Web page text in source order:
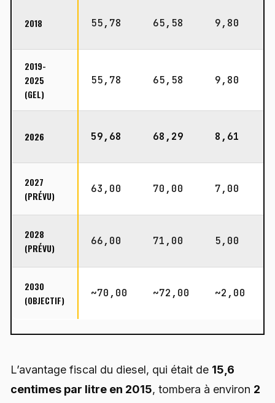
2018 55,78 65,58 9,80
2019-
2025
(GEL)
55,78 65,58 9,80
2026 59,68 68,29 8,61
2027
(PRÉVU)
63,00 70,00 7,00
2028
(PRÉVU)
66,00 71,00 5,00
2030
(OBJECTIF)
~70,00 ~72,00 ~2,00
L’avantage fiscal du diesel, qui était de 15,6
centimes par litre en 2015, tombera à environ 2